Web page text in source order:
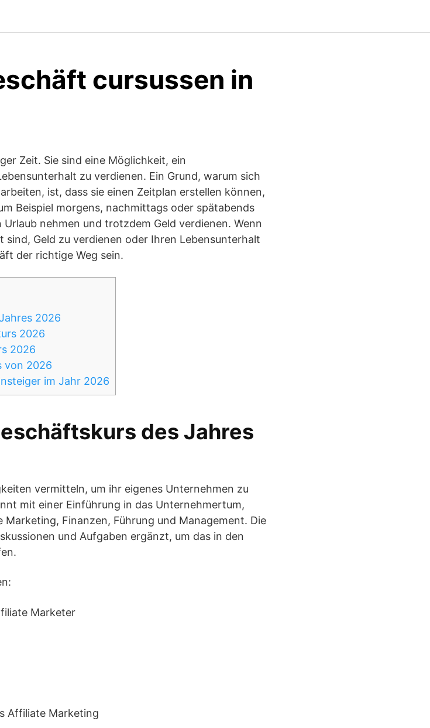
cursussen in
Zeit. Sie sind eine Möglichkeit, ein
zu verdienen. Ein Grund, warum sich
ist, dass sie einen Zeitplan erstellen können,
Beispiel morgens, nachmittags oder spätabends
nehmen und trotzdem Geld verdienen. Wenn
sind, Geld zu verdienen oder Ihren Lebensunterhalt
der richtige Weg sein.
2026
2026
2026
von 2026
im Jahr 2026
des Jahres
vermitteln, um ihr eigenes Unternehmen zu
mit einer Einführung in das Unternehmertum,
Finanzen, Führung und Management. Die
und Aufgaben ergänzt, um das in den
Marketer
Affiliate Marketing